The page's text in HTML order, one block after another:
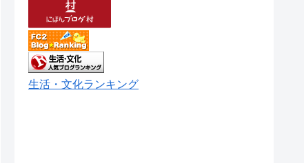
生活・文化ランキング